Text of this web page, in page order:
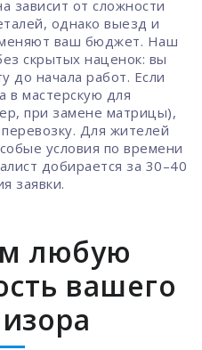
зависит от сложности
однако выезд и
ваш бюджет. Наш
скрытых наценок: вы
до начала работ. Если
в мастерскую для
при замене матрицы),
Для жителей
условия по времени
добирается за 30–40
заявки.
любую
вашего